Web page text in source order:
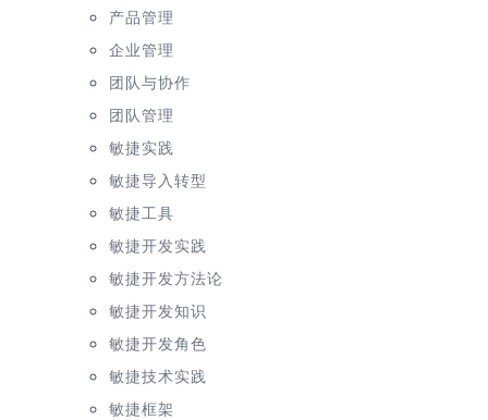
产品管理
企业管理
团队与协作
团队管理
敏捷实践
敏捷导入转型
敏捷工具
敏捷开发实践
敏捷开发方法论
敏捷开发知识
敏捷开发角色
敏捷技术实践
敏捷框架